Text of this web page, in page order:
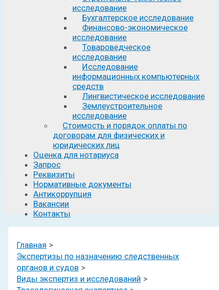
исследование
Бухгалтерское исследование
Финансово-экономическое
исследование
Товароведческое
исследование
Исследование
информационных компьютерных
средств
Лингвистическое исследование
Землеустроительное
исследование
Стоимость и порядок оплаты по
договорам для физических и
юридических лиц
Оценка для нотариуса
Запрос
Реквизиты
Нормативные документы
Антикоррупция
Вакансии
Контакты
Главная
Экспертизы по назначению следственных
органов и судов
Виды экспертиз и исследований